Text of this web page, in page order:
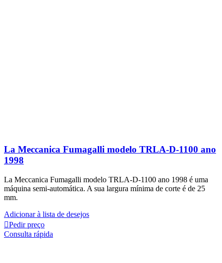
La Meccanica Fumagalli modelo TRLA-D-1100 ano
1998
La Meccanica Fumagalli modelo TRLA-D-1100 ano 1998 é uma
máquina semi-automática. A sua largura mínima de corte é de 25
mm.
Adicionar à lista de desejos
Pedir preço
Consulta rápida